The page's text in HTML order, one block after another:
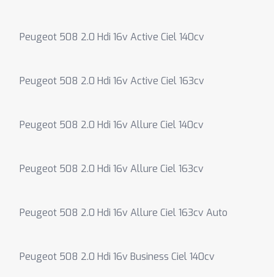
Peugeot 508 2.0 Hdi 16v Active Ciel 140cv
Peugeot 508 2.0 Hdi 16v Active Ciel 163cv
Peugeot 508 2.0 Hdi 16v Allure Ciel 140cv
Peugeot 508 2.0 Hdi 16v Allure Ciel 163cv
Peugeot 508 2.0 Hdi 16v Allure Ciel 163cv Auto
Peugeot 508 2.0 Hdi 16v Business Ciel 140cv